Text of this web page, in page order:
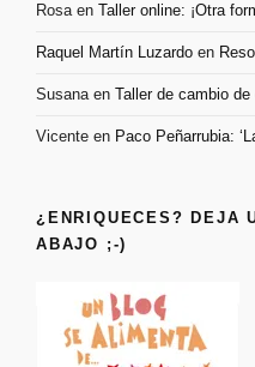
Rosaen Taller online: ¡Otra
Raquel Martín Luzardo en
Susanaen Taller de cambio de
Vicente en Paco Peñarrubia:
¿ENRIQUECES? DEJA
ABAJO ;-)